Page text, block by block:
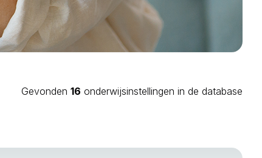
Gevonden 16 onderwijsinstellingen in de database